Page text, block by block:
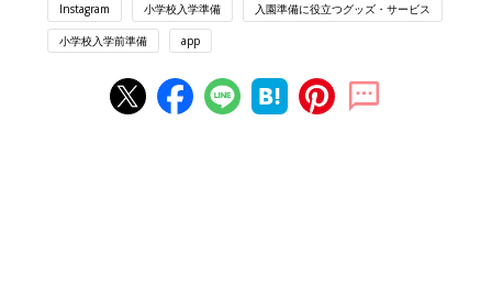
Instagram 小学校入学準備 入園準備に役立つグッズ・サービス
小学校入学前準備 app